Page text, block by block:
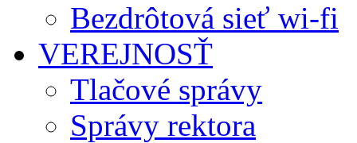
Bezdrôtová sieť wi-fi
VEREJNOSŤ
Tlačové správy
Správy rektora